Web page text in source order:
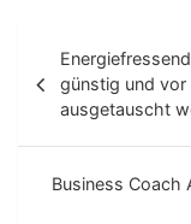
e
günstig und vor
ausgetauscht
Business Coach